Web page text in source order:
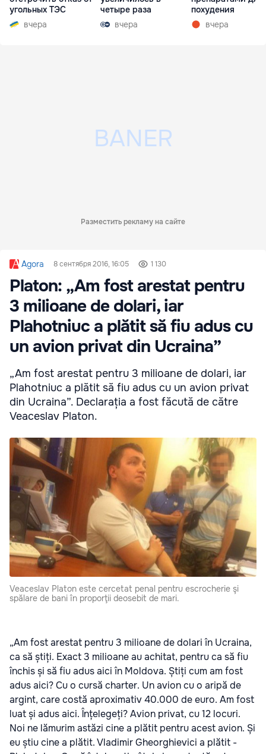
угольных ТЭС
вчера
четыре раза
вчера
похудения
вчера
Разместить рекламу на сайте
Agora 8 сентября 2016, 16:05 1 130
Platon: „Am fost arestat pentru
3 milioane de dolari, iar
Plahotniuc a plătit să fiu adus cu
un avion privat din Ucraina”
„Am fost arestat pentru 3 milioane de dolari, iar
Plahotniuc a plătit să fiu adus cu un avion privat
din Ucraina”. Declarația a fost făcută de către
Veaceslav Platon.
Veaceslav Platon este cercetat penal pentru escrocherie şi
spălare de bani în proporţii deosebit de mari.
„Am fost arestat pentru 3 milioane de dolari în Ucraina,
ca să știți. Exact 3 milioane au achitat, pentru ca să fiu
închis și să fiu adus aici în Moldova. Știți cum am fost
adus aici? Cu o cursă charter. Un avion cu o aripă de
argint, care costă aproximativ 40.000 de euro. Am fost
luat și adus aici. Înțelegeți? Avion privat, cu 12 locuri.
Noi ne lămurim astăzi cine a plătit pentru acest avion. Și
eu știu cine a plătit. Vladimir Gheorghievici a plătit -